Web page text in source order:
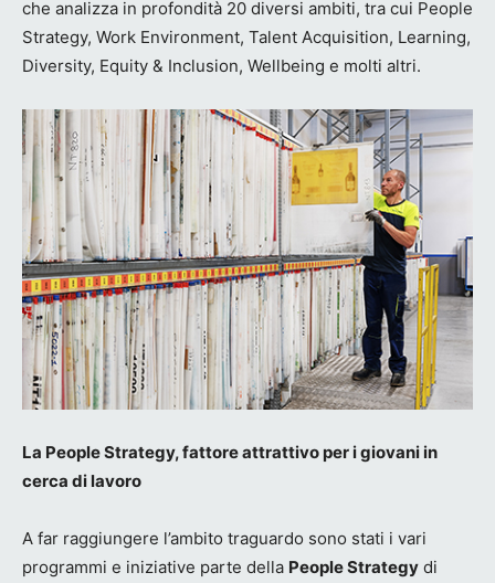
che analizza in profondità 20 diversi ambiti, tra cui People
Strategy, Work Environment, Talent Acquisition, Learning,
Diversity, Equity & Inclusion, Wellbeing e molti altri.
La People Strategy, fattore attrattivo per i giovani in
cerca di lavoro
A far raggiungere l’ambito traguardo sono stati i vari
programmi e iniziative parte della People Strategy di